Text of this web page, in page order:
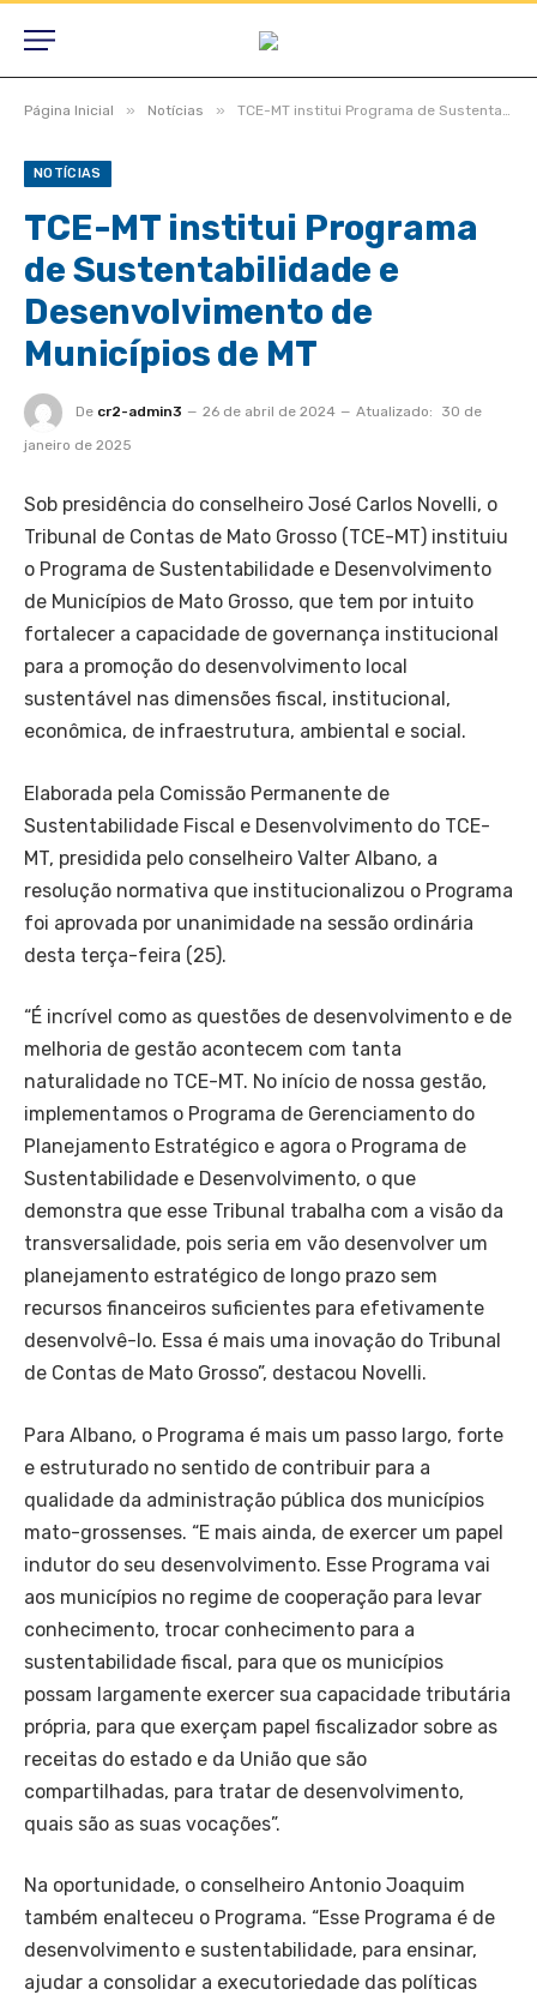
Página Inicial » Notícias » TCE-MT institui Programa de Sustentabilidade e Desenvolvimento de Municípios de MT
NOTÍCIAS
TCE-MT institui Programa
de Sustentabilidade e
Desenvolvimento de
Municípios de MT
De cr2-admin3 26 de abril de 2024 Atualizado:
30 de
janeiro de 2025
Sob presidência do conselheiro José Carlos Novelli, o
Tribunal de Contas de Mato Grosso (TCE-MT) instituiu
o Programa de Sustentabilidade e Desenvolvimento
de Municípios de Mato Grosso, que tem por intuito
fortalecer a capacidade de governança institucional
para a promoção do desenvolvimento local
sustentável nas dimensões fiscal, institucional,
econômica, de infraestrutura, ambiental e social.
Elaborada pela Comissão Permanente de
Sustentabilidade Fiscal e Desenvolvimento do TCE-
MT, presidida pelo conselheiro Valter Albano, a
resolução normativa que institucionalizou o Programa
foi aprovada por unanimidade na sessão ordinária
desta terça-feira (25).
“É incrível como as questões de desenvolvimento e de
melhoria de gestão acontecem com tanta
naturalidade no TCE-MT. No início de nossa gestão,
implementamos o Programa de Gerenciamento do
Planejamento Estratégico e agora o Programa de
Sustentabilidade e Desenvolvimento, o que
demonstra que esse Tribunal trabalha com a visão da
transversalidade, pois seria em vão desenvolver um
planejamento estratégico de longo prazo sem
recursos financeiros suficientes para efetivamente
desenvolvê-lo. Essa é mais uma inovação do Tribunal
de Contas de Mato Grosso”, destacou Novelli.
Para Albano, o Programa é mais um passo largo, forte
e estruturado no sentido de contribuir para a
qualidade da administração pública dos municípios
mato-grossenses. “E mais ainda, de exercer um papel
indutor do seu desenvolvimento. Esse Programa vai
aos municípios no regime de cooperação para levar
conhecimento, trocar conhecimento para a
sustentabilidade fiscal, para que os municípios
possam largamente exercer sua capacidade tributária
própria, para que exerçam papel fiscalizador sobre as
receitas do estado e da União que são
compartilhadas, para tratar de desenvolvimento,
quais são as suas vocações”.
Na oportunidade, o conselheiro Antonio Joaquim
também enalteceu o Programa. “Esse Programa é de
desenvolvimento e sustentabilidade, para ensinar,
ajudar a consolidar a executoriedade das políticas